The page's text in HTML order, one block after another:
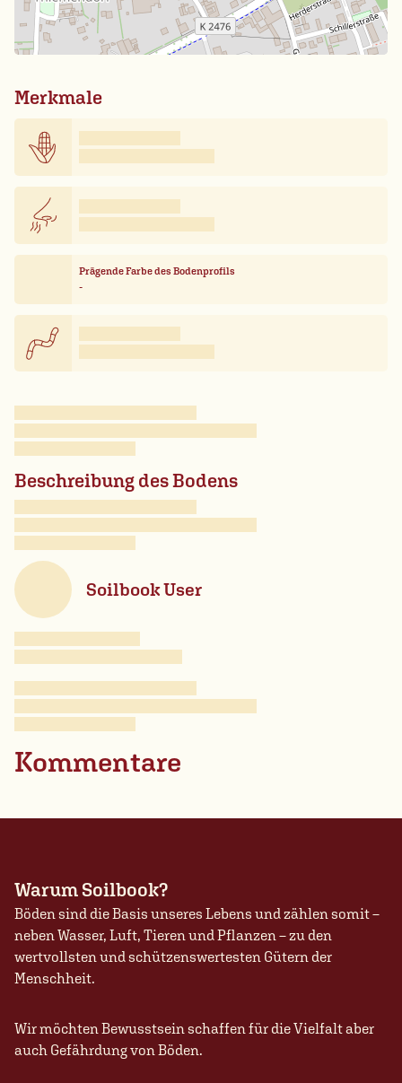
Merkmale
Prägende Farbe des Bodenprofils
-
Beschreibung des Bodens
Soilbook User
Kommentare
Warum Soilbook?
Böden sind die Basis unseres Lebens und zählen somit –
neben Wasser, Luft, Tieren und Pflanzen – zu den
wertvollsten und schützenswertesten Gütern der
Menschheit.
Wir möchten Bewusstsein schaffen für die Vielfalt aber
auch Gefährdung von Böden.